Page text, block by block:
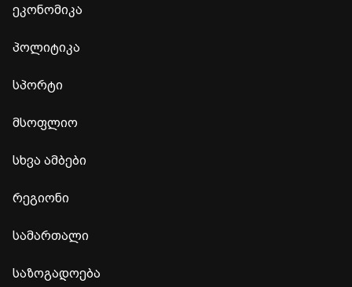
ეკონომიკა
პოლიტიკა
სპორტი
მსოფლიო
სხვა ამბები
რეგიონი
სამართალი
საზოგადოება